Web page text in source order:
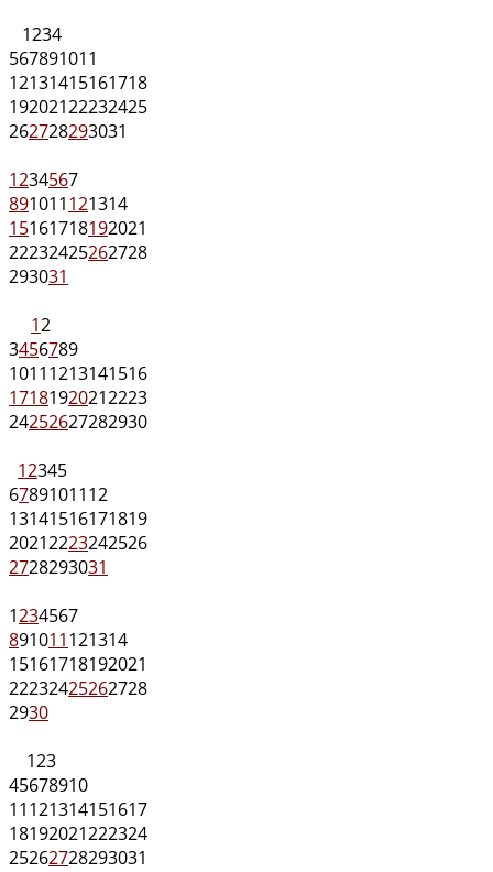
1234
567891011
12131415161718
19202122232425
262728293031
1234567
891011121314
15161718192021
22232425262728
293031
12
3456789
10111213141516
17181920212223
24252627282930
12345
6789101112
13141516171819
20212223242526
2728293031
1234567
891011121314
15161718192021
22232425262728
2930
123
45678910
11121314151617
18192021222324
25262728293031